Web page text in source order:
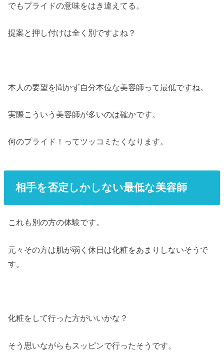
でもプライドの意味をはき違えてる。
提案と押し付けは全く別ですよね？
本人の要望を聞かず自分本位な美容師って最低ですね。
実際こういう美容師が多いのは確かです。
何のプライド！ってツッコミたくなります。
相手を否定しかしない最低な美容師
これも別の方の体験です。
元々その方は肌が弱く休日は化粧をあまりしないそうで
す。
化粧をして行った方がいいかな？
そう思いながらもスッピンで行ったそうです。